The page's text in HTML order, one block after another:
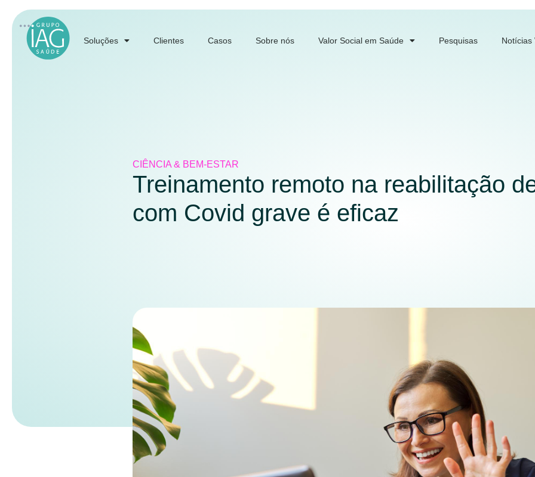
Soluções Clientes Casos Sobre nós Valor Social em Saúde Pesquisas Notícias
CIÊNCIA & BEM-ESTAR
Treinamento remoto na reabilitação
com Covid grave é eficaz